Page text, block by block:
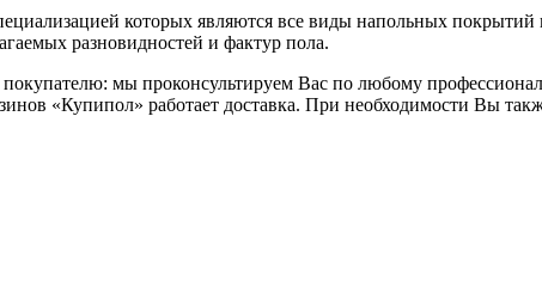
которых являются все виды напольных
разновидностей и фактур пола.
мы проконсультируем Вас по любому
«Купипол» работает доставка. При необходимости Вы